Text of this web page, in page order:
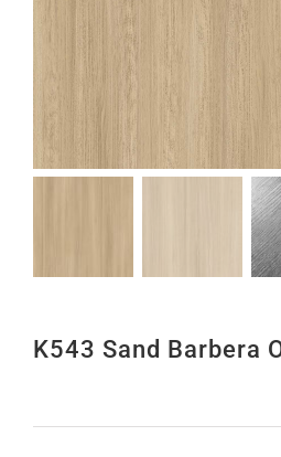
K543 Sand Barbera